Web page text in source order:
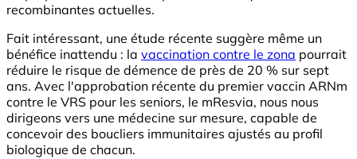
recombinantes actuelles.
Fait intéressant, une étude récente suggère même un
bénéfice inattendu : la vaccination contre le zona pourrait
réduire le risque de démence de près de 20 % sur sept
ans. Avec l'approbation récente du premier vaccin ARNm
contre le VRS pour les seniors, le mResvia, nous nous
dirigeons vers une médecine sur mesure, capable de
concevoir des boucliers immunitaires ajustés au profil
biologique de chacun.